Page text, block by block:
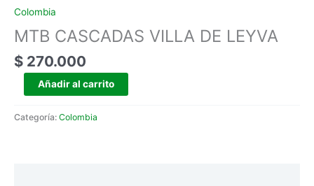
Colombia
MTB CASCADAS VILLA DE LEYVA
$ 270.000
LEYVA
cantidad
Añadir al carrito
Categoría: Colombia